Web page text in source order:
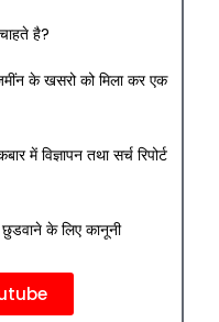
है?
के खसरो को मिला कर एक
में विज्ञापन तथा सर्च रिपोर्ट
के लिए कानूनी